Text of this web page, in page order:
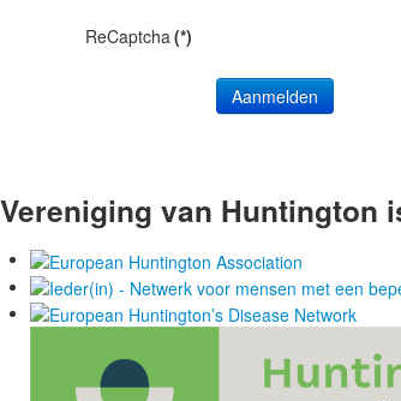
ReCaptcha(*)
Vereniging van Huntington